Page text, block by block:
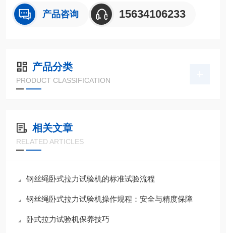
产品咨询 15634106233
产品分类
PRODUCT CLASSIFICATION
相关文章
RELATED ARTICLES
钢丝绳卧式拉力试验机的标准试验流程
钢丝绳卧式拉力试验机操作规程：安全与精度保障
卧式拉力试验机保养技巧